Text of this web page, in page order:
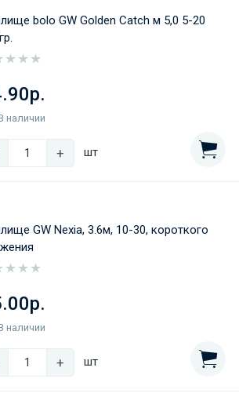
bolo GW Golden Catch м 5,0 5-20
наличии
+ шт
GW Nexia, 3.6м, 10-30, короткого
наличии
+ шт